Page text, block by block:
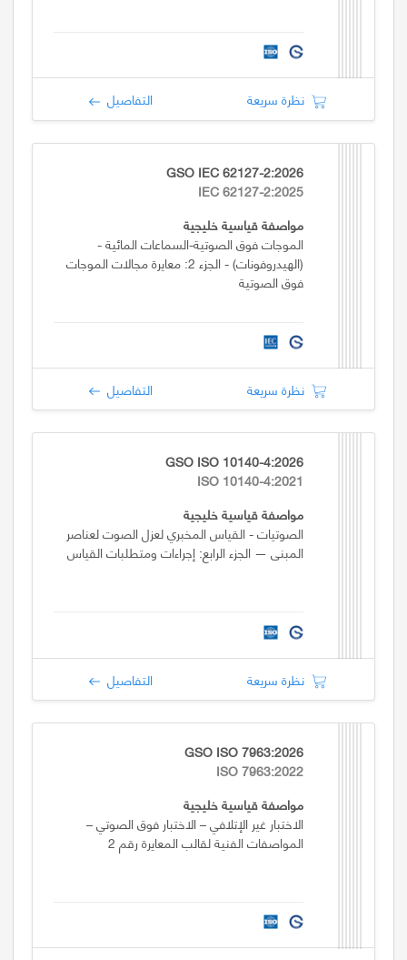
نظرة سريعة التفاصيل
GSO IEC 62127-2:2026
IEC 62127-2:2025
مواصفة قياسية خليجية
الموجات فوق الصوتية-السماعات المائية -
(الهيدروفونات) - الجزء 2: معايرة مجالات الموجات
فوق الصوتية
نظرة سريعة التفاصيل
GSO ISO 10140-4:2026
ISO 10140-4:2021
مواصفة قياسية خليجية
الصوتيات - القياس المخبري لعزل الصوت لعناصر
المبنى — الجزء الرابع: إجراءات ومتطلبات القياس
نظرة سريعة التفاصيل
GSO ISO 7963:2026
ISO 7963:2022
مواصفة قياسية خليجية
الاختبار غير الإتلافي – الاختبار فوق الصوتي –
المواصفات الفنية لقالب المعايرة رقم 2